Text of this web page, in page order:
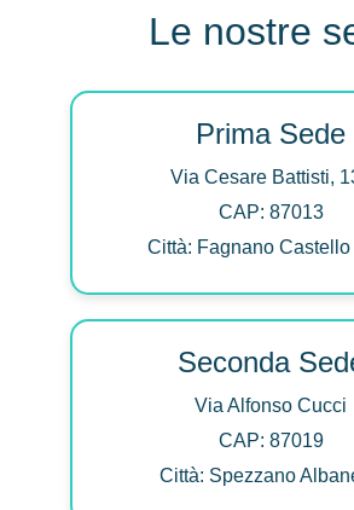
Le nostre
Prima Sede
Via Cesare Battisti,
CAP: 87013
Città: Fagnano Castello
Seconda
Via Alfonso Cucci
CAP: 87019
Città: Spezzano